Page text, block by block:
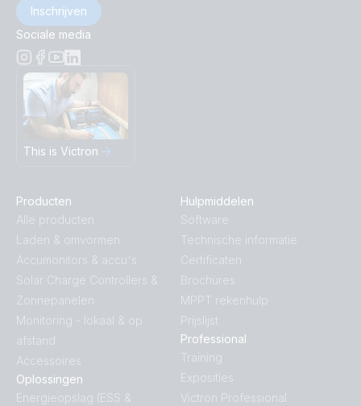
Inschrijven
Sociale media
This is Victron
Producten
Alle producten
Laden & omvormen
Accumonitors & accu's
Solar Charge Controllers &
Zonnepanelen
Monitoring - lokaal & op
afstand
Accessoires
Oplossingen
Energieopslag (ESS &
Hulpmiddelen
Software
Technische informatie
Certificaten
Brochures
MPPT rekenhulp
Prijslijst
Professional
Training
Exposities
Victron Professional